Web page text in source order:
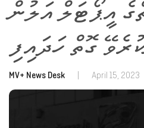
އީޕޯޓަލް އަލުން
ގޮތް ހަދައިފި
MV+ News Desk April 15, 2023